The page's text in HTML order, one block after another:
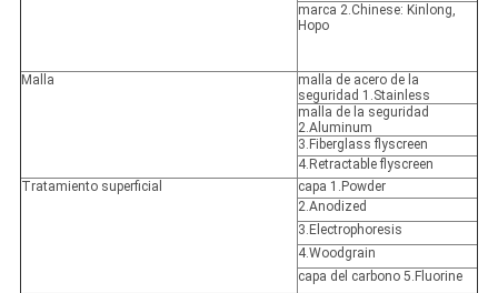
marca 2.Chinese: Kinlong,
Hopo
Malla
malla de acero de la
seguridad 1.Stainless
malla de la seguridad
2.Aluminum
3.Fiberglass flyscreen
4.Retractable flyscreen
Tratamiento superficial
capa 1.Powder
2.Anodized
3.Electrophoresis
4.Woodgrain
capa del carbono 5.Fluorine